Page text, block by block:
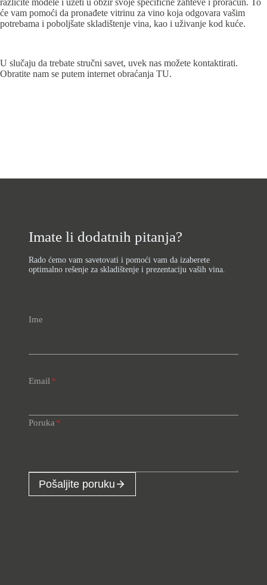
različite modele i uzeti u obzir svoje specifične zahteve i proračun. To
će vam pomoći da pronađete vitrinu za vino koja odgovara vašim
potrebama i poboljšate skladištenje vina, kao i uživanje kod kuće.
U slučaju da trebate stručni savet, uvek nas možete kontaktirati.
Obratite nam se putem internet obraćanja TU.
Imate li dodatnih pitanja?
Rado ćemo vam savetovati i pomoći vam da izaberete
optimalno rešenje za skladištenje i prezentaciju vaših vina.
Ime
Email *
Poruka *
Pošaljite poruku